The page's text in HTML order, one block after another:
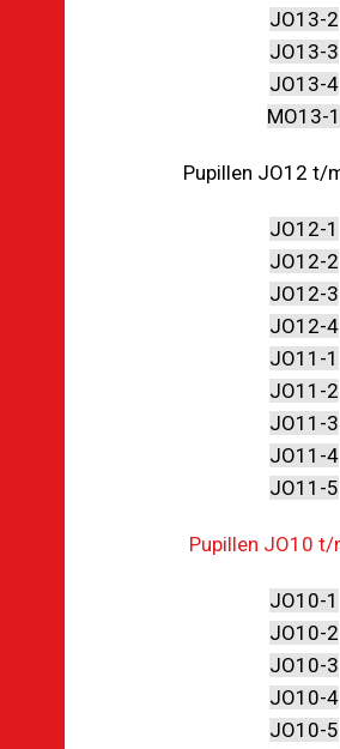
JO13-2
JO13-3
JO13-4
MO13-1
Pupillen JO12 t/
JO12-1
JO12-2
JO12-3
JO12-4
JO11-1
JO11-2
JO11-3
JO11-4
JO11-5
Pupillen JO10 t/
JO10-1
JO10-2
JO10-3
JO10-4
JO10-5